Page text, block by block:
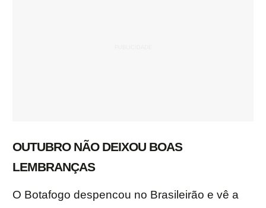
OUTUBRO NÃO DEIXOU BOAS
LEMBRANÇAS
​O Botafogo despencou no Brasileirão e vê a